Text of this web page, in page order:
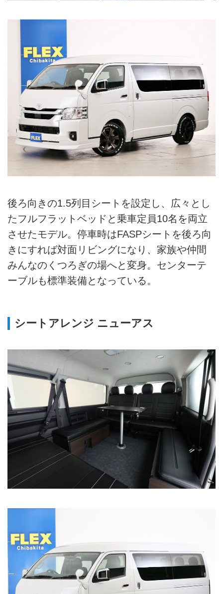
後ろ向きの1.5列目シートを設定し、広々とし
たフルフラットベッドと乗車定員10名を両立
させたモデル。停車時はFASPシートを後ろ向
きにすれば対面リビングになり、家族や仲間
みんなのくつろぎの場へと変身。センターテ
ーブルも標準装備となっている。
シートアレンジ ニューアス